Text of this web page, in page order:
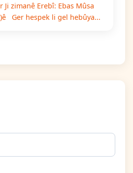
Ji zimanê Erebî: Ebas Mûsa
Ger hespek li gel hebûya...